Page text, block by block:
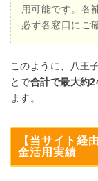
用可能です。各
必ず各窓口にご
このように、八王
とで合計で最大約
ます。
【当サイト経
金活用実績